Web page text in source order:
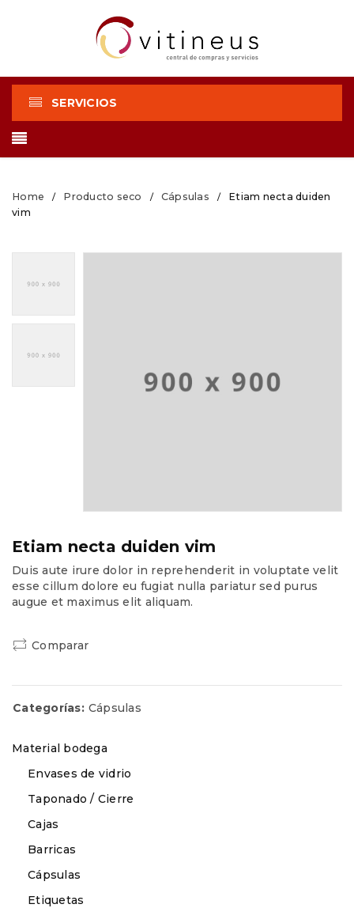
SERVICIOS
Home / Producto seco / Cápsulas /
Etiam necta duiden
vim
Material bodega
Envases de vidrio
Taponado / Cierre
Cajas
Barricas
Cápsulas
Etiquetas
Etiam necta duiden vim
Duis aute irure dolor in reprehenderit in voluptate velit
esse cillum dolore eu fugiat nulla pariatur sed purus
augue et maximus elit aliquam.
Comparar
Categorías: Cápsulas